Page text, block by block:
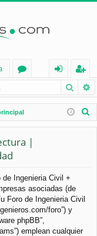
os
nt
ifi
e
eg
ist
ra
|
Ingenieria Civil +
asociadas (de
Foro de Ingenieria Civil
foro”) y
phpBB”,
emplean cualquier